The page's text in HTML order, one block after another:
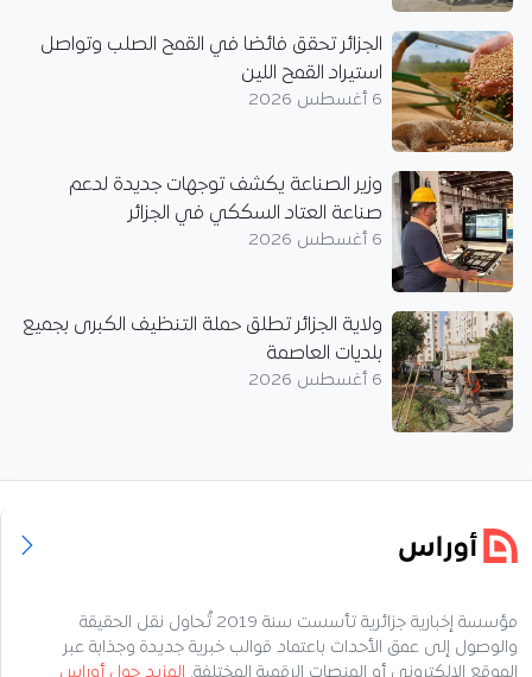
الجزائر تحقق فائضا في القمح الصلب وتواصل
استيراد القمح اللين
6 أغسطس 2026
وزير الصناعة يكشف توجهات جديدة لدعم
صناعة العتاد السككي في الجزائر
6 أغسطس 2026
ولاية الجزائر تطلق حملة التنظيف الكبرى بجميع
بلديات العاصمة
6 أغسطس 2026
مؤسسة إخبارية جزائرية تأسست سنة 2019 تُحاول نقل الحقيقة
والوصول إلى عمق الأحداث باعتماد قوالب خبرية جديدة وجذابة عبر
الموقع الإلكتروني أو المنصات الرقمية المختلفة. المزيد حول أوراس